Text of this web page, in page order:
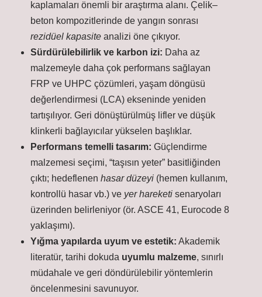
kaplamaları önemli bir araştırma alanı. Çelik–
beton kompozitlerinde de yangın sonrası
rezidüel kapasite analizi öne çıkıyor.
Sürdürülebilirlik ve karbon izi: Daha az
malzemeyle daha çok performans sağlayan
FRP ve UHPC çözümleri, yaşam döngüsü
değerlendirmesi (LCA) ekseninde yeniden
tartışılıyor. Geri dönüştürülmüş lifler ve düşük
klinkerli bağlayıcılar yükselen başlıklar.
Performans temelli tasarım: Güçlendirme
malzemesi seçimi, “taşısın yeter” basitliğinden
çıktı; hedeflenen hasar düzeyi (hemen kullanım,
kontrollü hasar vb.) ve yer hareketi senaryoları
üzerinden belirleniyor (ör. ASCE 41, Eurocode 8
yaklaşımı).
Yığma yapılarda uyum ve estetik: Akademik
literatür, tarihi dokuda uyumlu malzeme, sınırlı
müdahale ve geri döndürülebilir yöntemlerin
öncelenmesini savunuyor.